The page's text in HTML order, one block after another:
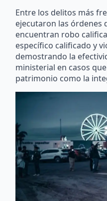
Entre los delitos más
ejecutaron las órdenes
encuentran robo
específico calificado y
demostrando la
ministerial en casos
patrimonio como la